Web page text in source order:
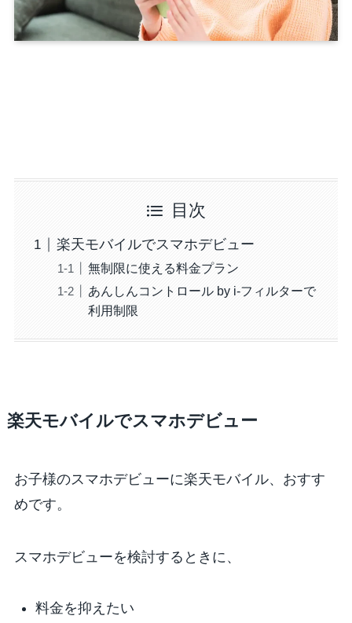
目次
楽天モバイルでスマホデビュー
無制限に使える料金プラン
あんしんコントロール by i-フィルターで
利用制限
楽天モバイルでスマホデビュー
お子様のスマホデビューに楽天モバイル、おすす
めです。
スマホデビューを検討するときに、
料金を抑えたい